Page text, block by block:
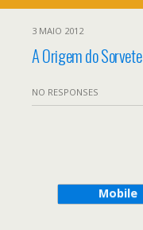
3 MAIO 2012
A Origem do Sorvete
NO RESPONSES
Mobile